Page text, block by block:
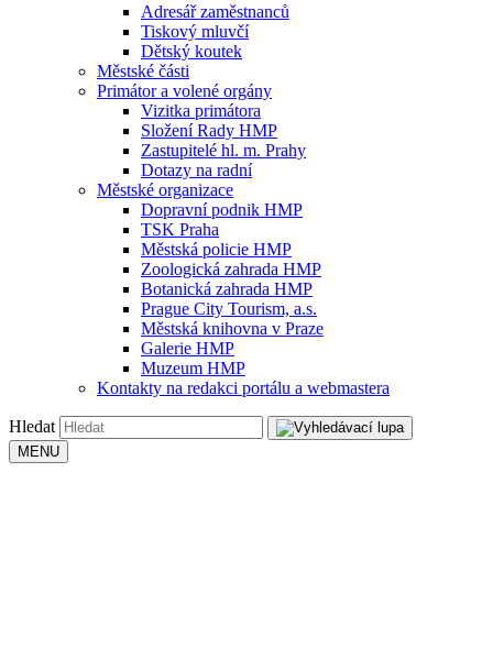
Adresář zaměstnanců
Tiskový mluvčí
Dětský koutek
Městské části
Primátor a volené orgány
Vizitka primátora
Složení Rady HMP
Zastupitelé hl. m. Prahy
Dotazy na radní
Městské organizace
Dopravní podnik HMP
TSK Praha
Městská policie HMP
Zoologická zahrada HMP
Botanická zahrada HMP
Prague City Tourism, a.s.
Městská knihovna v Praze
Galerie HMP
Muzeum HMP
Kontakty na redakci portálu a webmastera
Hledat
MENU